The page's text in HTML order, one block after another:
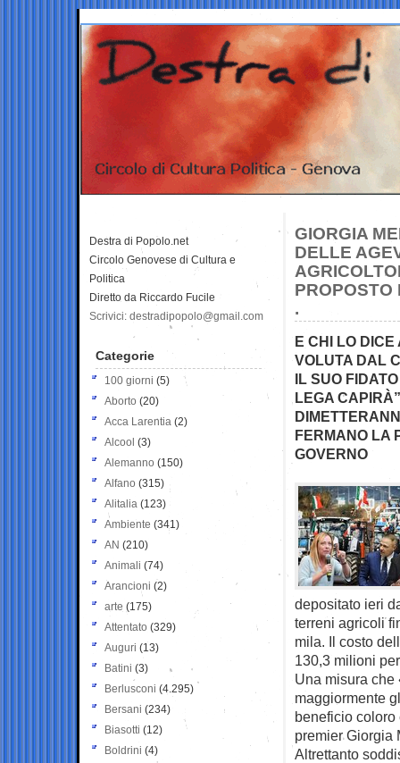
GIORGIA
DELLE
PROPOSTO
.
E CHI LO
VOLUTA DAL
IL SUO
LEGA
FERMANO LA
GOVERNO
depositato ieri
terreni agricoli
mila. Il costo
130,3 milioni
Una misura che
maggiormente
beneficio
premier Giorgia
Altrettanto
Destra di Popolo.net
Circolo Genovese di Cultura e
Politica
Diretto da Riccardo Fucile
Scrivici: destradipopolo@gmail.com
Categorie
100 giorni (5)
Aborto (20)
Acca Larentia (2)
Alcool (3)
Alemanno (150)
Alfano (315)
Alitalia (123)
Ambiente (341)
AN (210)
Animali (74)
Arancioni (2)
arte (175)
Attentato (329)
Auguri (13)
Batini (3)
Berlusconi (4.295)
Bersani (234)
Biasotti (12)
Boldrini (4)